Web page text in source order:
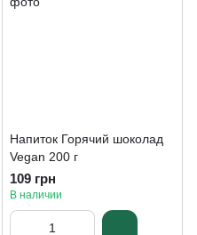
Напиток Горячий шоколад
Vegan 200 г
109 грн
В наличии